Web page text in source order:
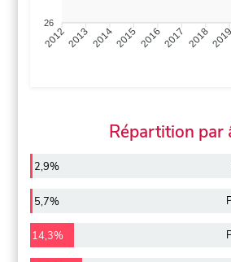
26
20122013 20142015 20162017 20182019
Répartition par
2,9%
5,7%
14,3%